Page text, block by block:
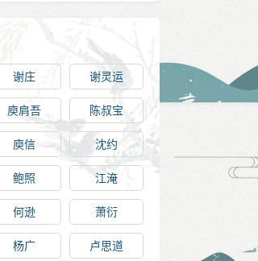
谢庄 谢灵运
庾肩吾 陈叔宝
庾信 沈约
鲍照 江淹
何逊 萧衍
杨广 卢思道